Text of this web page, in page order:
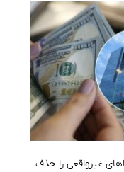
غیرواقعی را حذف